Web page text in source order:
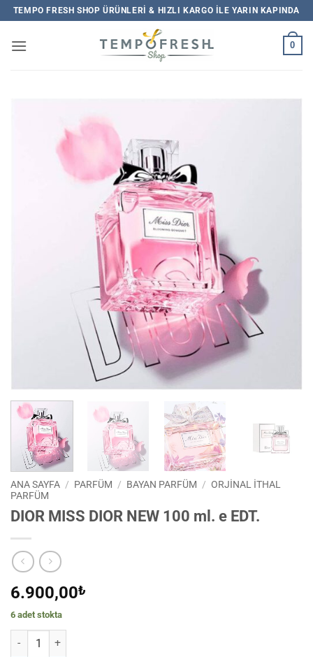
İçeriğe
atla
TEMPO FRESH SHOP ÜRÜNLERI & HIZLI KARGO ILE YARIN KAPINDA
0
ANA SAYFA / PARFÜM / BAYAN PARFÜM / ORJINAL İTHAL
PARFÜM
DIOR MISS DIOR NEW 100 ml. e EDT.
6.900,00₺
6 adet stokta
DIOR MISS DIOR NEW 100 ml. e EDT. adet